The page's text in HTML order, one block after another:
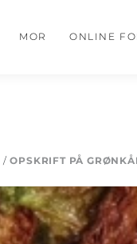
MOR ONLINE
/OPSKRIFT PÅ